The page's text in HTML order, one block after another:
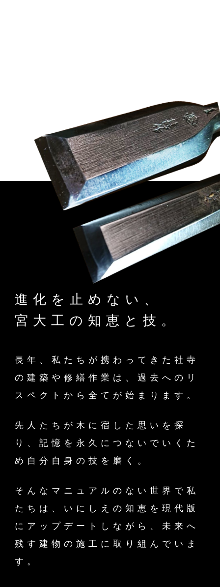
進化を止めない、
宮大工の知恵と技。
長年、私たちが携わってきた社寺
の建築や修繕作業は、過去へのリ
スペクトから全てが始まります。
先人たちが木に宿した思いを探
り、記憶を永久につないでいくた
め自分自身の技を磨く。
そんなマニュアルのない世界で私
たちは、いにしえの知恵を現代版
にアップデートしながら、未来へ
残す建物の施工に取り組んでいま
す。